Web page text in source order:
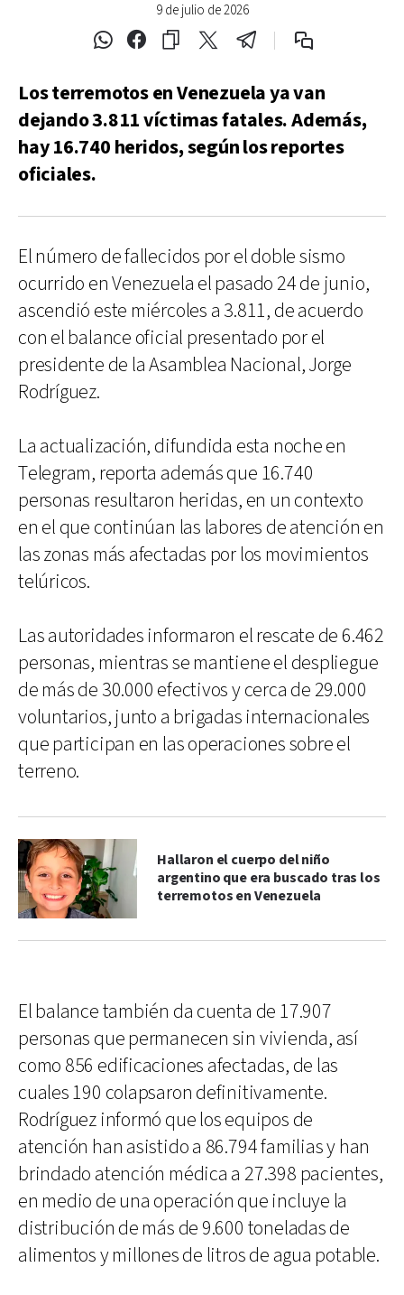
9 de julio de 2026
Los terremotos en Venezuela ya van
dejando 3.811 víctimas fatales. Además,
hay 16.740 heridos, según los reportes
oficiales.
El número de fallecidos por el doble sismo
ocurrido en Venezuela el pasado 24 de junio,
ascendió este miércoles a 3.811, de acuerdo
con el balance oficial presentado por el
presidente de la Asamblea Nacional, Jorge
Rodríguez.
La actualización, difundida esta noche en
Telegram, reporta además que 16.740
personas resultaron heridas, en un contexto
en el que continúan las labores de atención en
las zonas más afectadas por los movimientos
telúricos.
Las autoridades informaron el rescate de 6.462
personas, mientras se mantiene el despliegue
de más de 30.000 efectivos y cerca de 29.000
voluntarios, junto a brigadas internacionales
que participan en las operaciones sobre el
terreno.
Hallaron el cuerpo del niño
argentino que era buscado tras los
terremotos en Venezuela
El balance también da cuenta de 17.907
personas que permanecen sin vivienda, así
como 856 edificaciones afectadas, de las
cuales 190 colapsaron definitivamente.
Rodríguez informó que los equipos de
atención han asistido a 86.794 familias y han
brindado atención médica a 27.398 pacientes,
en medio de una operación que incluye la
distribución de más de 9.600 toneladas de
alimentos y millones de litros de agua potable.